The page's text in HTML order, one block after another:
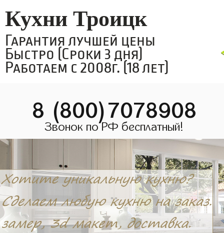
Кухни Троицк
Гарантия лучшей цены
Быстро (Сроки 3 дня)
Работаем с 2008г. (18 лет)
8 (800)7078908
Звонок по РФ бесплатный!